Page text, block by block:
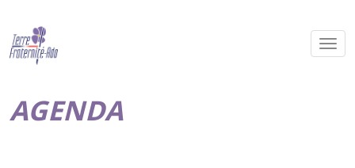
AGENDA